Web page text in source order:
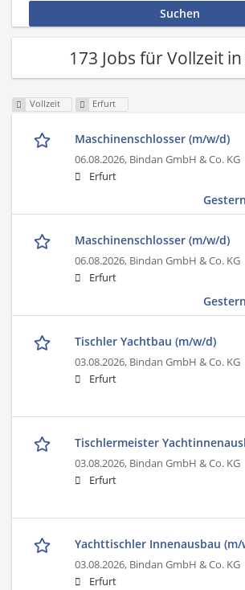
173 Jobs für Vollzeit
Vollzeit Erfurt
Maschinenschlosser (m/w/d)
06.08.2026, Bindan GmbH & Co. KG
Erfurt
Maschinenschlosser (m/w/d)
06.08.2026, Bindan GmbH & Co. KG
Erfurt
Tischler Yachtbau (m/w/d)
03.08.2026, Bindan GmbH & Co. KG
Erfurt
Tischlermeister
03.08.2026, Bindan GmbH & Co. KG
Erfurt
Yachttischler Innenausbau (m/
03.08.2026, Bindan GmbH & Co. KG
Erfurt